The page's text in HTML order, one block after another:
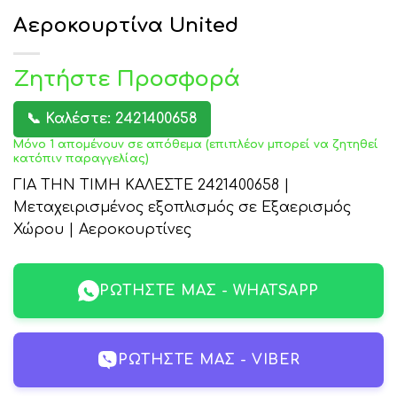
Αεροκουρτίνα United
Ζητήστε Προσφορά
📞 Καλέστε: 2421400658
Μόνο 1 απομένουν σε απόθεμα (επιπλέον μπορεί να ζητηθεί
κατόπιν παραγγελίας)
ΓΙΑ ΤΗΝ ΤΙΜΗ ΚΑΛΕΣΤΕ 2421400658 |
Μεταχειρισμένος εξοπλισμός σε Εξαερισμός
Χώρου | Αεροκουρτίνες
ΡΩΤΉΣΤΕ ΜΑΣ - WHATSAPP
ΡΩΤΉΣΤΕ ΜΑΣ - VIBER